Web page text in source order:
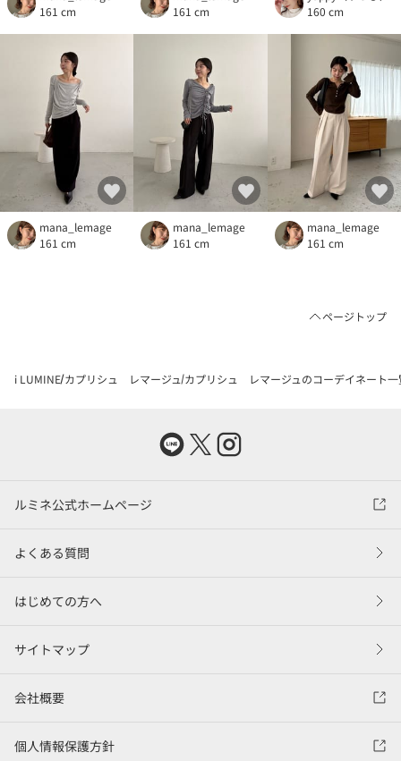
161 cm
161 cm
160 cm
mana_lemage
161 cm
mana_lemage
161 cm
mana_lemage
161 cm
ページトップ
i LUMINE カプリシュ レマージュ カプリシュ レマージュのコーデイネート一
ルミネ公式ホームページ
よくある質問
はじめての方へ
サイトマップ
会社概要
個人情報保護方針